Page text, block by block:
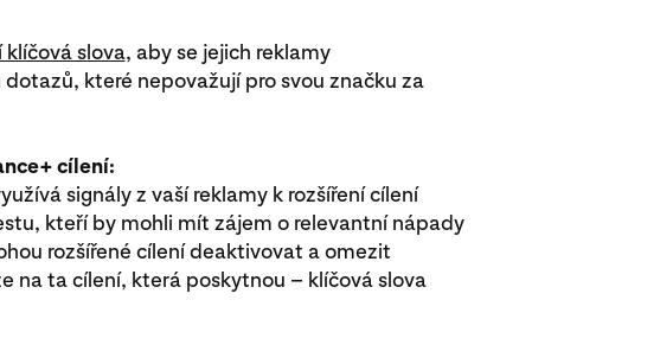
klíčová slova, aby se jejich reklamy
které nepovažují pro svou značku za
cílení:
signály z vaší reklamy k rozšíření cílení
kteří by mohli mít zájem o relevantní nápady
rozšířené cílení deaktivovat a omezit
na ta cílení, která poskytnou – klíčová slova